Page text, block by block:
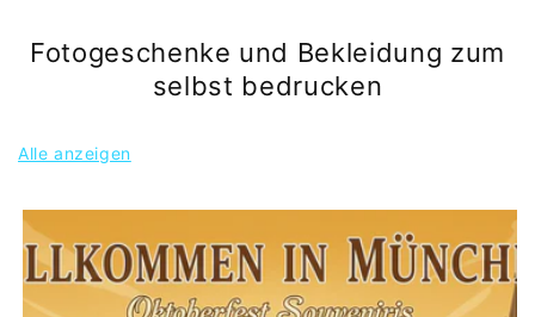
Fotogeschenke und Bekleidung zum
selbst bedrucken
Alle anzeigen